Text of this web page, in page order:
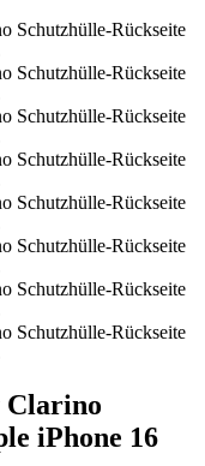
Clarino
iPhone 16